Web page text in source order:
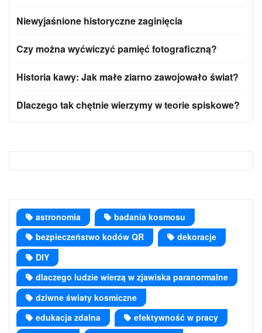
Niewyjaśnione historyczne zaginięcia
Czy można wyćwiczyć pamięć fotograficzną?
Historia kawy: Jak małe ziarno zawojowało świat?
Dlaczego tak chętnie wierzymy w teorie spiskowe?
astronomia
badania kosmosu
bezpieczeństwo kodów QR
dekoracje
DIY
dlaczego ludzie wierzą w zjawiska paranormalne
dziwne światy kosmiczne
edukacja zdalna
efektywność w pracy